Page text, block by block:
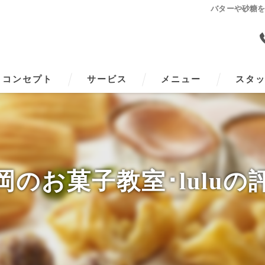
バターや砂糖
コンセプト サービス メニュー スタ
のお菓子教室･luluの